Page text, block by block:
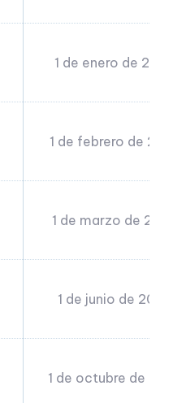
1 de enero de 2024
1 de febrero de 2024
1 de marzo de 2024
1 de junio de 2024
1 de octubre de 2024